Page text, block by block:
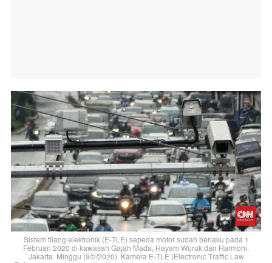
Sistem tilang elektronik (E-TLE) sepeda motor sudah berlaku pada 1
Februari 2020 di kawasan Gajah Mada, Hayam Wuruk dan Harmoni.
Jakarta. Minggu (9/2/2020). Kamera E-TLE (Electronic Traffic Law